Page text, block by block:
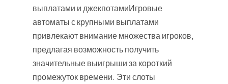
выплатами и джекпотамиИгровые
автоматы с крупными выплатами
привлекают внимание множества игроков,
предлагая возможность получить
значительные выигрыши за короткий
промежуток времени. Эти слоты